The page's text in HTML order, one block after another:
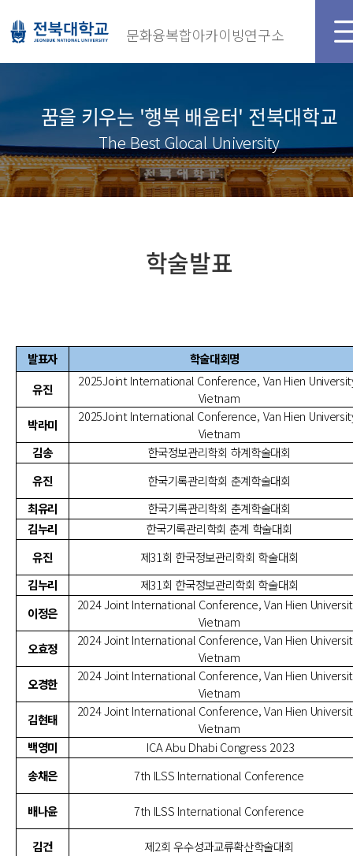
문화융복합아카이빙연구소
꿈을 키우는 '행복 배움터' 전북대학교
The Best Glocal University
학술발표
발표자
학술대회명
유진
2025Joint International Conference, Van Hien
Vietnam
박라미
2025Joint International Conference, Van Hien
Vietnam
김송
한국정보관리학회 하계학술대회
유진
한국기록관리학회 춘계학술대회
최유리
한국기록관리학회 춘계학술대회
김누리
한국기록관리학회 춘계 학술대회
유진
제31회 한국정보관리학회 학술대회
김누리
제31회 한국정보관리학회 학술대회
이정은
2024 Joint International Conference, Van Hien
Vietnam
오효정
2024 Joint International Conference, Van Hien
Vietnam
오경한
2024 Joint International Conference, Van Hien
Vietnam
김현태
2024 Joint International Conference, Van Hien
Vietnam
백영미
ICA Abu Dhabi Congress 2023
송채은
7th ILSS International Conference
배나윤 7th ILSS International Conference
김건 제2회 우수성과교류확산학술대회